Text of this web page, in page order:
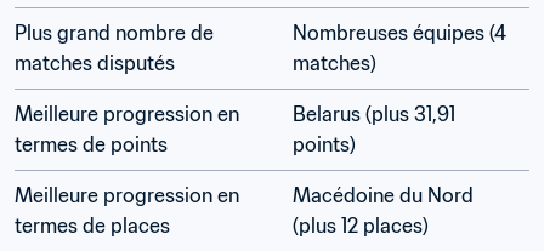
Plus grand nombre de
matches disputés
Nombreuses équipes (4
matches)
Meilleure progression en
termes de points
Belarus (plus 31,91
points)
Meilleure progression en
termes de places
Macédoine du Nord
(plus 12 places)